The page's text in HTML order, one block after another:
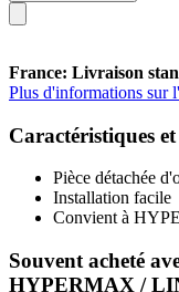
France: Livraison
Plus d'informations sur
Caractéristiques
Pièce détachée
Installation facile
Convient à
Souvent acheté
HYPERMAX /